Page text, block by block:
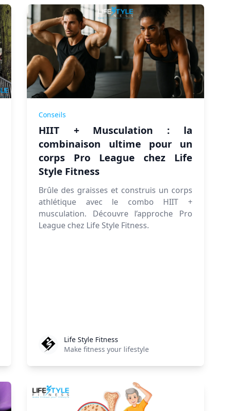
Conseils
HIIT + Musculation : la
combinaison ultime pour un
corps Pro League chez Life
Style Fitness
Brûle des graisses et construis un corps
athlétique avec le combo HIIT +
musculation. Découvre l’approche Pro
League chez Life Style Fitness.
Life Style Fitness
Life Style Fitness
Make fitness your lifestyle